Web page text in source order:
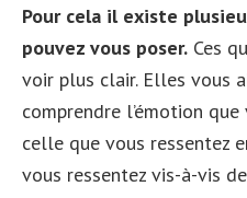
Pour cela il existe
pouvez vous poser. Ces
voir plus clair. Elles vous
comprendre l’émotion
celle que vous ressentez
vous ressentez vis-à-vis